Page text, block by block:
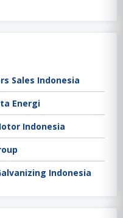
Sales Indonesia
Energi
Indonesia
Indonesia